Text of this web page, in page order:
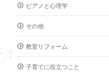
ピアノと心理学
その他
教室リフォーム
子育てに役立つこと